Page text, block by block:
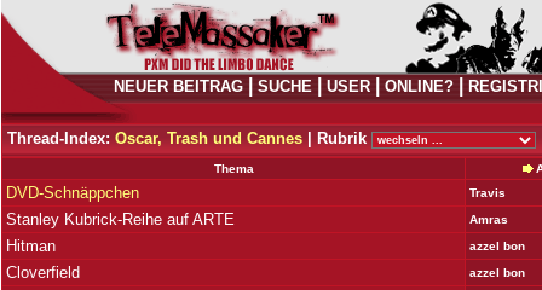
NEUER BEITRAG SUCHE USER ONLINE?
Thread-Index: Oscar, Trash und Cannes Rubrik
Thema
DVD-Schnäppchen Travis
Stanley Kubrick-Reihe auf ARTE Amras
Hitman azzel bon
Cloverfield azzel bon